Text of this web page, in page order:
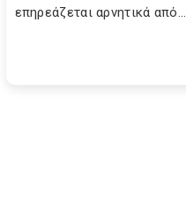
επηρεάζεται αρνητικά από...